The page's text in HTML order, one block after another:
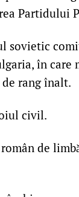
Partidului
în care
rang înalt.
civil.
de